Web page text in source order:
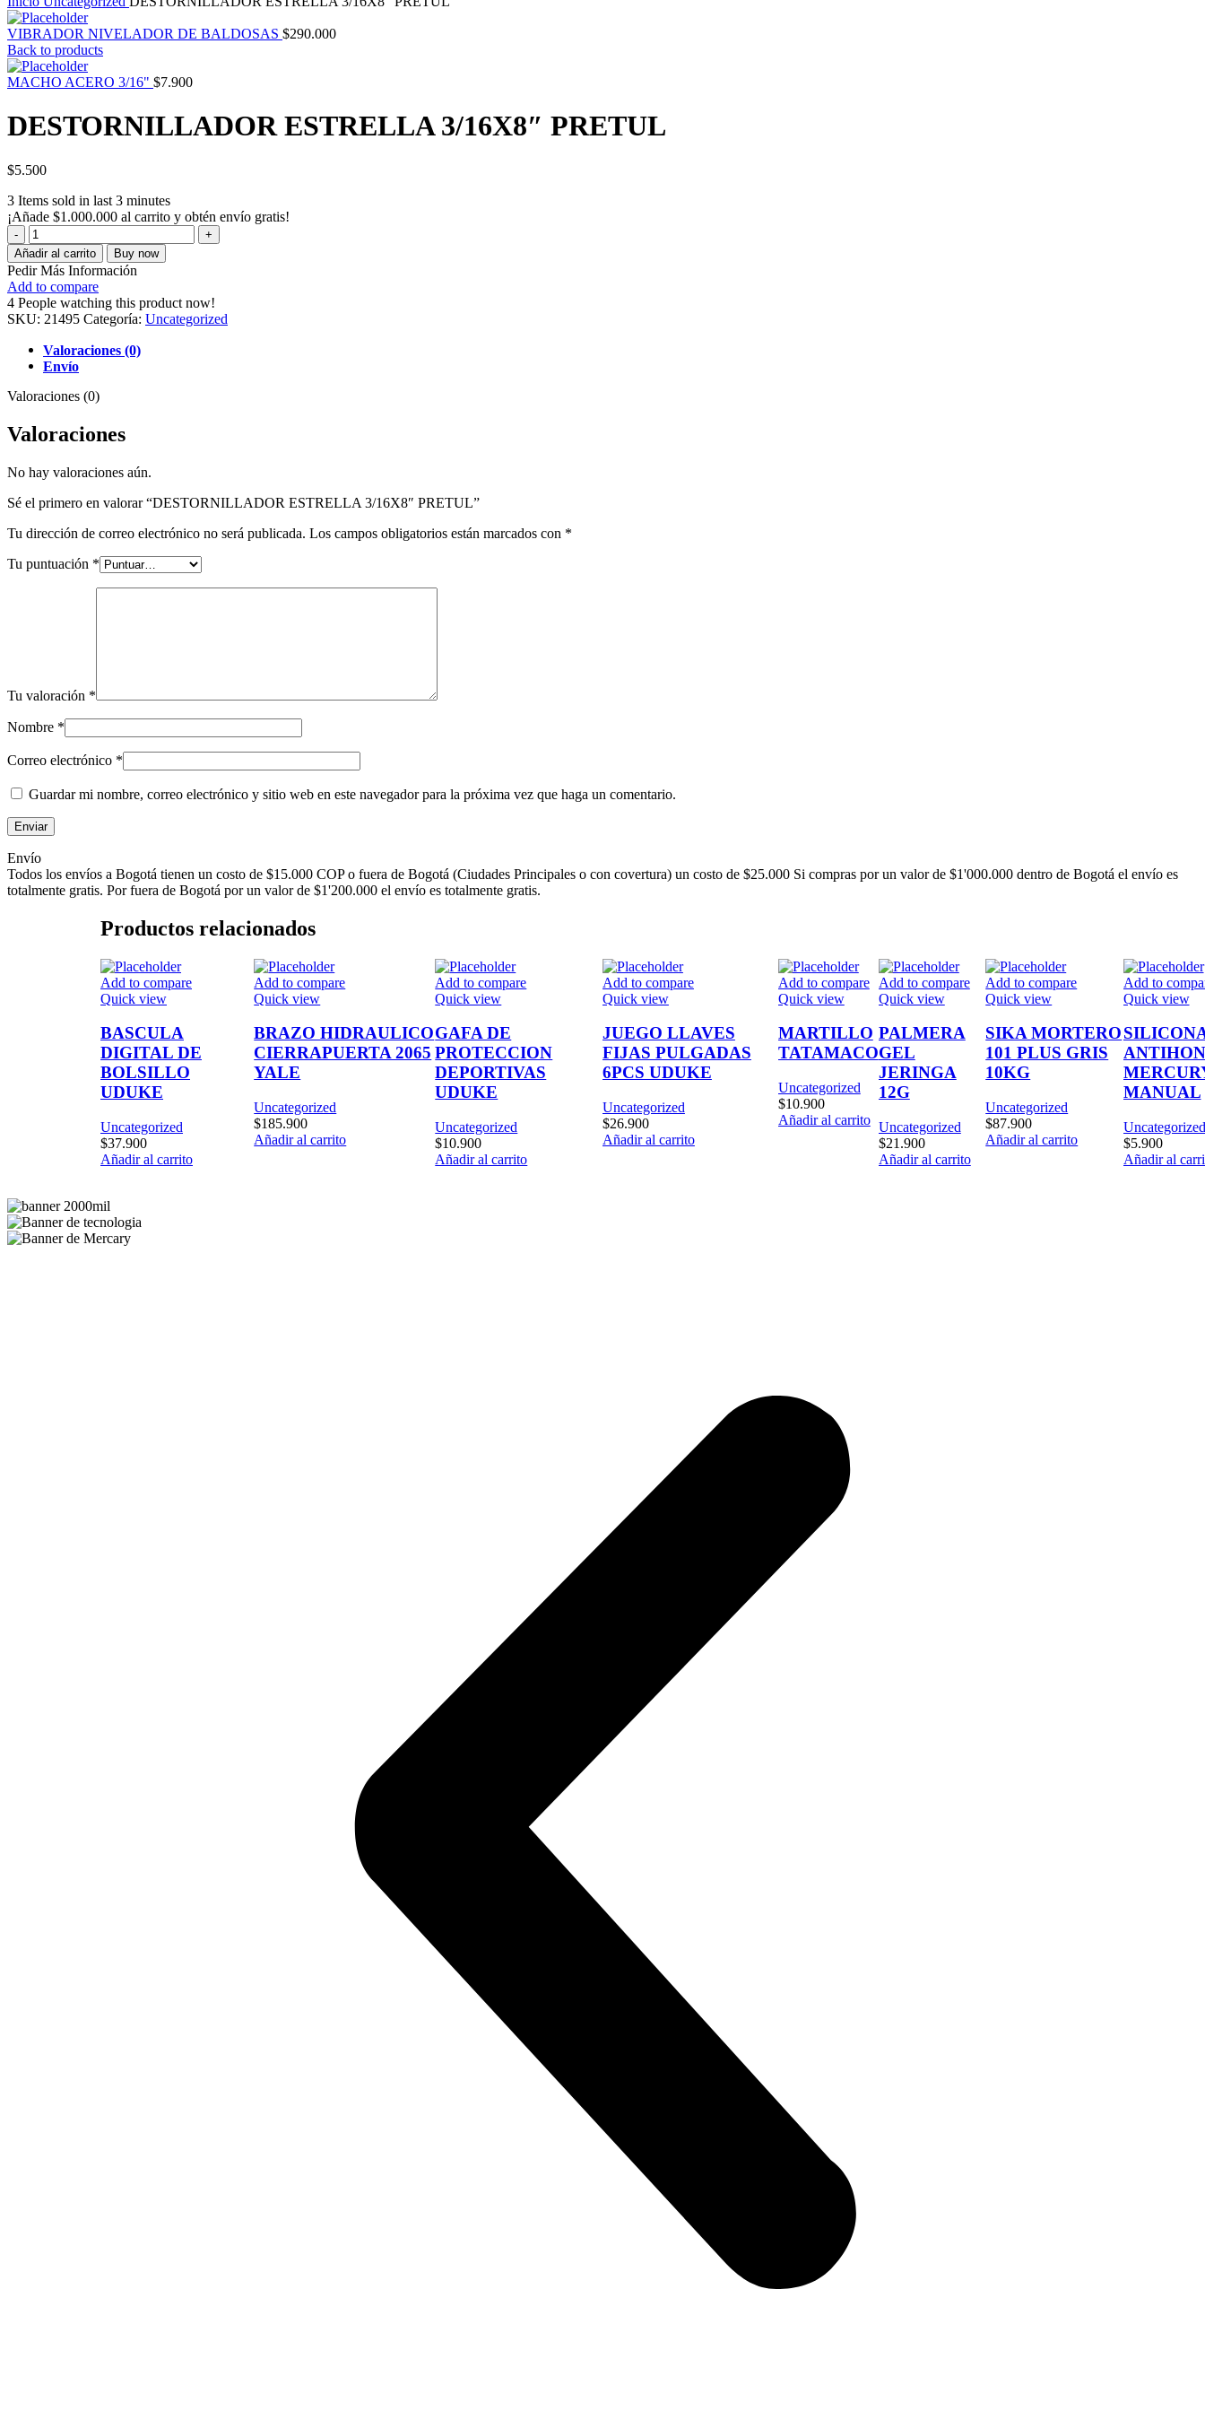
VIBRADOR NIVELADOR DE BALDOSAS $290.000
Back to products
MACHO ACERO 3/16" $7.900
DESTORNILLADOR ESTRELLA 3/16X8″ PRETUL
$5.500
3 Items sold in last 3 minutes
¡Añade $1.000.000 al carrito y obtén envío gratis!
Añadir al carrito Buy now
Pedir Más Información
Add to compare
4 People watching this product now!
SKU: 21495 Categoría: Uncategorized
Valoraciones (0)
Envío
Valoraciones (0)
Valoraciones
No hay valoraciones aún.
Sé el primero en valorar “DESTORNILLADOR ESTRELLA 3/16X8″ PRETUL”
Tu dirección de correo electrónico no será publicada. Los campos obligatorios están marcados con *
Tu puntuación *
Tu valoración *
Nombre *
Correo electrónico *
Guardar mi nombre, correo electrónico y sitio web en este navegador para la próxima vez que haga un comentario.
Envío
Todos los envíos a Bogotá tienen un costo de $15.000 COP o fuera de Bogotá (Ciudades Principales o con covertura) un costo de $25.000 Si compras por un valor de $1'000.000 dentro de Bogotá el envío es
totalmente gratis. Por fuera de Bogotá por un valor de $1'200.000 el envío es totalmente gratis.
Productos relacionados
Add to compare
Quick view
BASCULA
DIGITAL DE
BOLSILLO
UDUKE
Uncategorized
$37.900
Añadir al carrito
Add to compare
Quick view
BRAZO HIDRAULICO
CIERRAPUERTA 2065
YALE
Uncategorized
$185.900
Añadir al carrito
Add to compare
Quick view
GAFA DE
PROTECCION
DEPORTIVAS
UDUKE
Uncategorized
$10.900
Añadir al carrito
Add to compare
Quick view
JUEGO LLAVES
FIJAS PULGADAS
6PCS UDUKE
Uncategorized
$26.900
Añadir al carrito
Add to compare
Quick view
MARTILLO
TATAMACO
Uncategorized
$10.900
Añadir al carrito
Add to compare
Quick view
PALMERA
GEL
JERINGA
12G
Uncategorized
$21.900
Añadir al carrito
Add to compare
Quick view
SIKA MORTERO
101 PLUS GRIS
10KG
Uncategorized
$87.900
Añadir al carrito
Add to
Quick view
MANUAL
Uncategorized
$5.900
Añadir al
WhatsApp
WhatsApp